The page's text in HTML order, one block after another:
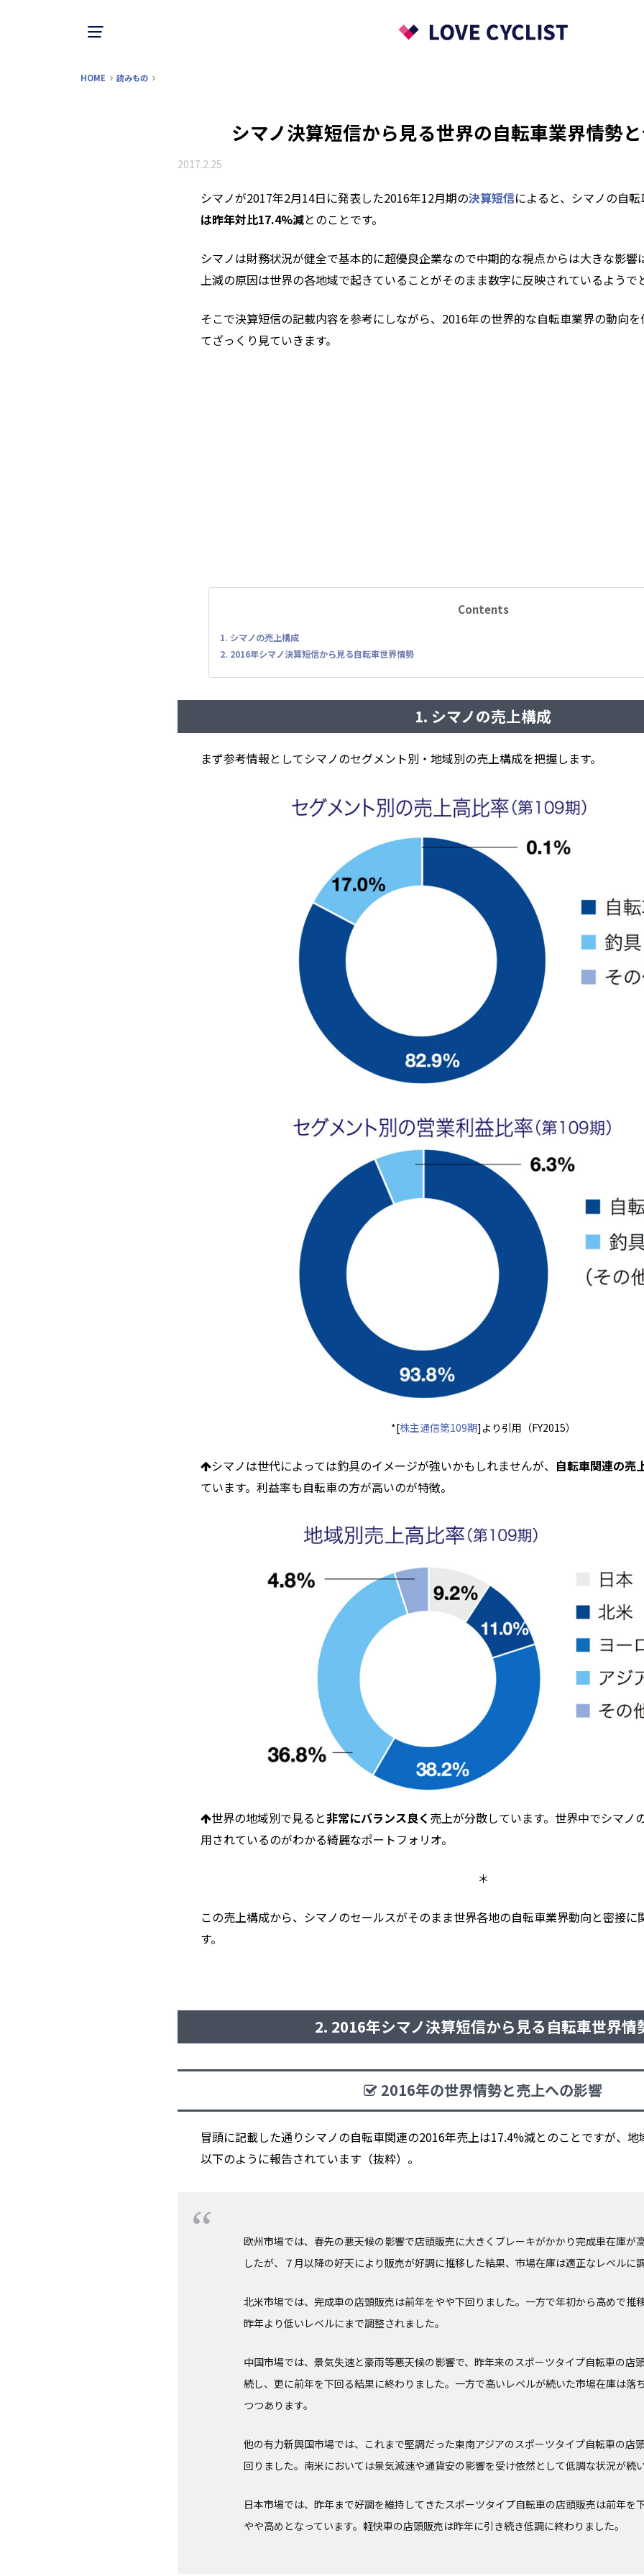
HOME 読みもの
シマノ決算短信から見る世界の自転車業界情勢
2017.2.25
シマノが2017年2月14日に発表した2016年12月期の決算短信によると、シマノの自
は昨年対比17.4%減とのことです。
シマノは財務状況が健全で基本的に超優良企業なので中期的な視点からは大きな影響
上減の原因は世界の各地域で起きていることがそのまま数字に反映されているようで
そこで決算短信の記載内容を参考にしながら、2016年の世界的な自転車業界の動向
てざっくり見ていきます。
Contents
1. シマノの売上構成
2. 2016年シマノ決算短信から見る自転車世界情勢
1. シマノの売上構成
まず参考情報としてシマノのセグメント別・地域別の売上構成を把握します。
*[株主通信第109期]より引用（FY2015）
シマノは世代によっては釣具のイメージが強いかもしれませんが、 自転車関連の売
ています。利益率も自転車の方が高いのが特徴。
世界の地域別で見ると非常にバランス良く 売上が分散しています。世界中でシマノ
用されているのがわかる綺麗なポートフォリオ。
＊
この売上構成から、シマノのセールスがそのまま世界各地の自転車業界動向と密接に
す。
2. 2016年シマノ決算短信から見る自転車世界情
2016年の世界情勢と売上への影響
冒頭に記載した通りシマノの自転車関連の2016年売上は17.4%減とのことですが、
以下のように報告されています（抜粋）。
欧州市場では、春先の悪天候の影響で店頭販売に大きくブレーキがかかり完成車在庫が
したが、７月以降の好天により販売が好調に推移した結果、市場在庫は適正なレベルに
北米市場では、完成車の店頭販売は前年をやや下回りました。一方で年初から高めで推
昨年より低いレベルにまで調整されました。
中国市場では、景気失速と豪雨等悪天候の影響で、昨年来のスポーツタイプ自転車の店
続し、更に前年を下回る結果に終わりました。一方で高いレベルが続いた市場在庫は落
つつあります。
他の有力新興国市場では、これまで堅調だった東南アジアのスポーツタイプ自転車の店
回りました。南米においては景気減速や通貨安の影響を受け依然として低調な状況が続い
日本市場では、昨年まで好調を維持してきたスポーツタイプ自転車の店頭販売は前年を
やや高めとなっています。軽快車の店頭販売は昨年に引き続き低調に終わりました。